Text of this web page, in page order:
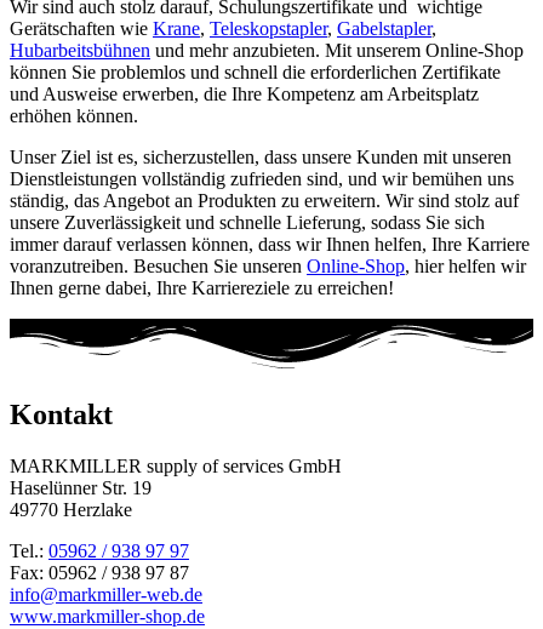
Wir sind auch stolz darauf, Schulungszertifikate und wichtige
Gerätschaften wie Krane, Teleskopstapler, Gabelstapler,
Hubarbeitsbühnen und mehr anzubieten. Mit unserem Online-Shop
können Sie problemlos und schnell die erforderlichen Zertifikate
und Ausweise erwerben, die Ihre Kompetenz am Arbeitsplatz
erhöhen können.
Unser Ziel ist es, sicherzustellen, dass unsere Kunden mit unseren
Dienstleistungen vollständig zufrieden sind, und wir bemühen uns
ständig, das Angebot an Produkten zu erweitern. Wir sind stolz auf
unsere Zuverlässigkeit und schnelle Lieferung, sodass Sie sich
immer darauf verlassen können, dass wir Ihnen helfen, Ihre Karriere
voranzutreiben. Besuchen Sie unseren Online-Shop, hier helfen wir
Ihnen gerne dabei, Ihre Karriereziele zu erreichen!
Kontakt
MARKMILLER supply of services GmbH
Haselünner Str. 19
49770 Herzlake
Tel.: 05962 / 938 97 97
Fax: 05962 / 938 97 87
info@markmiller-web.de
www.markmiller-shop.de